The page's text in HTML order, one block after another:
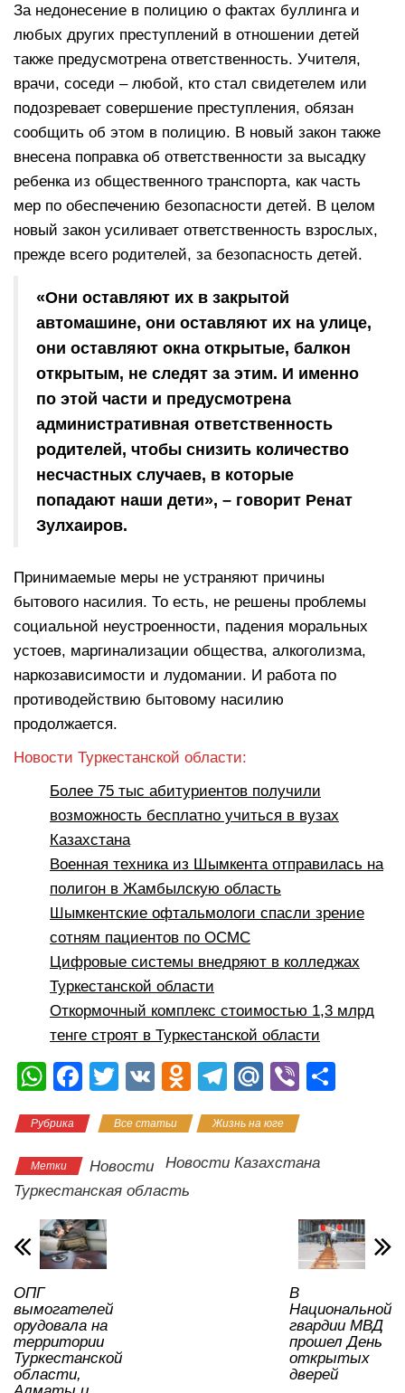
За недонесение в полицию о фактах буллинга и
любых других преступлений в отношении детей
также предусмотрена ответственность. Учителя,
врачи, соседи – любой, кто стал свидетелем или
подозревает совершение преступления, обязан
сообщить об этом в полицию. В новый закон также
внесена поправка об ответственности за высадку
ребенка из общественного транспорта, как часть
мер по обеспечению безопасности детей. В целом
новый закон усиливает ответственность взрослых,
прежде всего родителей, за безопасность детей.
«Они оставляют их в закрытой
автомашине, они оставляют их на улице,
они оставляют окна открытые, балкон
открытым, не следят за этим. И именно
по этой части и предусмотрена
административная ответственность
родителей, чтобы снизить количество
несчастных случаев, в которые
попадают наши дети», – говорит Ренат
Зулхаиров.
Принимаемые меры не устраняют причины
бытового насилия. То есть, не решены проблемы
социальной неустроенности, падения моральных
устоев, маргинализации общества, алкоголизма,
наркозависимости и лудомании. И работа по
противодействию бытовому насилию
продолжается.
Новости Туркестанской области:
Более 75 тыс абитуриентов получили
возможность бесплатно учиться в вузах
Казахстана
Военная техника из Шымкента отправилась на
полигон в Жамбылскую область
Шымкентские офтальмологи спасли зрение
сотням пациентов по ОСМС
Цифровые системы внедряют в колледжах
Туркестанской области
Откормочный комплекс стоимостью 1,3 млрд
тенге строят в Туркестанской области
W
at
s
A
p
p
F
c
e
b
o
o
k
T
tt
er
V
O
n
o
T
e
gr
M
.R
u
Vi
и
ть
Рубрика Все статьи Жизнь на юге
Метки Новости
Новости Казахстана
Туркестанская область
ОПГ
вымогателей
орудовала на
территории
Туркестанской
области,
В
Национальной
гвардии МВД
прошел День
открытых
дверей